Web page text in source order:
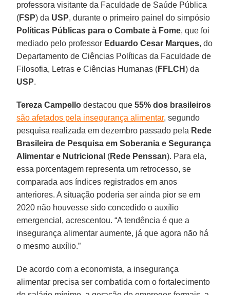
professora visitante da Faculdade de Saúde Pública
(FSP) da USP, durante o primeiro painel do simpósio
Políticas Públicas para o Combate à Fome, que foi
mediado pelo professor Eduardo Cesar Marques, do
Departamento de Ciências Políticas da Faculdade de
Filosofia, Letras e Ciências Humanas (FFLCH) da
USP.
Tereza Campello destacou que55% dos brasileiros
são afetados pela insegurança alimentar, segundo
pesquisa realizada em dezembro passado pela Rede
Brasileira de Pesquisa em Soberania e Segurança
Alimentar e Nutricional (Rede Penssan). Para ela,
essa porcentagem representa um retrocesso, se
comparada aos índices registrados em anos
anteriores. A situação poderia ser ainda pior se em
2020 não houvesse sido concedido o auxílio
emergencial, acrescentou. “A tendência é que a
insegurança alimentar aumente, já que agora não há
o mesmo auxílio.”
De acordo com a economista, a insegurança
alimentar precisa ser combatida com o fortalecimento